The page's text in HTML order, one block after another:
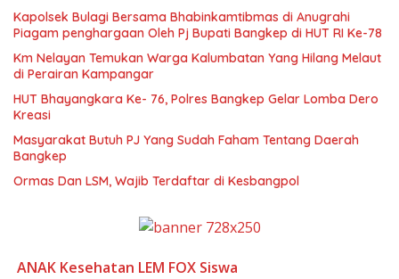
Kapolsek Bulagi Bersama Bhabinkamtibmas di Anugrahi
Piagam penghargaan Oleh Pj Bupati Bangkep di HUT RI Ke-78
Km Nelayan Temukan Warga Kalumbatan Yang Hilang Melaut
di Perairan Kampangar
HUT Bhayangkara Ke- 76, Polres Bangkep Gelar Lomba Dero
Kreasi
Masyarakat Butuh PJ Yang Sudah Faham Tentang Daerah
Bangkep
Ormas Dan LSM, Wajib Terdaftar di Kesbangpol
ANAK Kesehatan LEM FOX Siswa